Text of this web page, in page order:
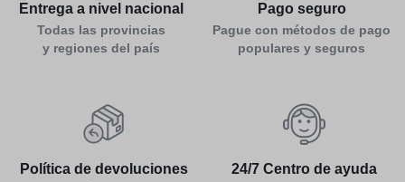
Entrega a nivel nacional
Todas las provincias
y regiones del país
Pago seguro
Pague con métodos de pago
populares y seguros
Política de devoluciones 24/7 Centro de ayuda